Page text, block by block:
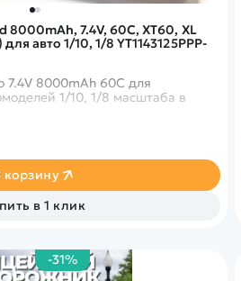
8000mAh, 7.4V, 60C, XT60, XL
авто 1/10, 1/8 YT1143125PPP-
7.4V 8000mAh 60C для
1/10, 1/8 масштаба в
корзину
в 1 клик
-31%